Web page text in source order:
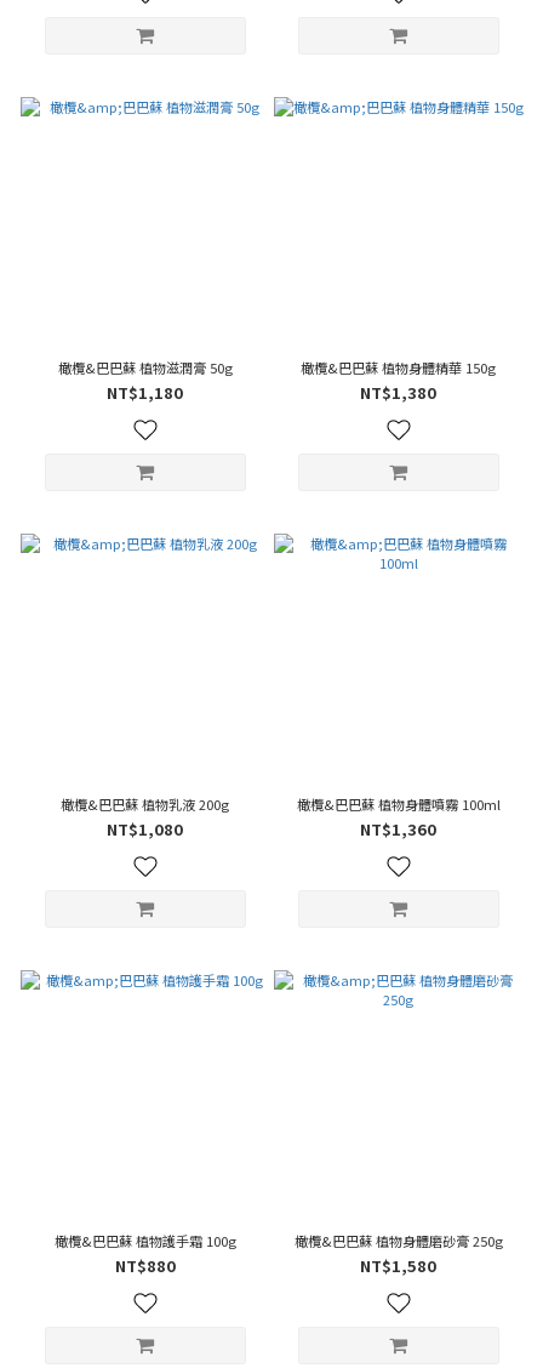
橄欖&巴巴蘇 植物滋潤膏 50g
NT$1,180
橄欖&巴巴蘇 植物身體精華 150g
NT$1,380
橄欖&巴巴蘇 植物乳液 200g
NT$1,080
橄欖&巴巴蘇 植物身體噴霧 100ml
NT$1,360
橄欖&巴巴蘇 植物護手霜 100g
NT$880
橄欖&巴巴蘇 植物身體磨砂膏 250g
NT$1,580